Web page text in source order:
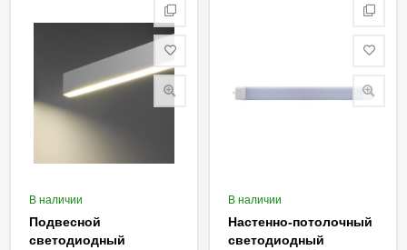
В наличии
Подвесной
светодиодный
В наличии
Настенно-потолочный
светодиодный